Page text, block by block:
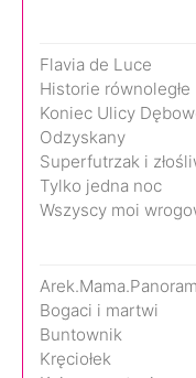
Flavia de Luce
Historie równoległe
Koniec Ulicy
Odzyskany
Superfutrzak i
Tylko jedna noc
Wszyscy moi
Bogaci i martwi
Buntownik
Kręciołek